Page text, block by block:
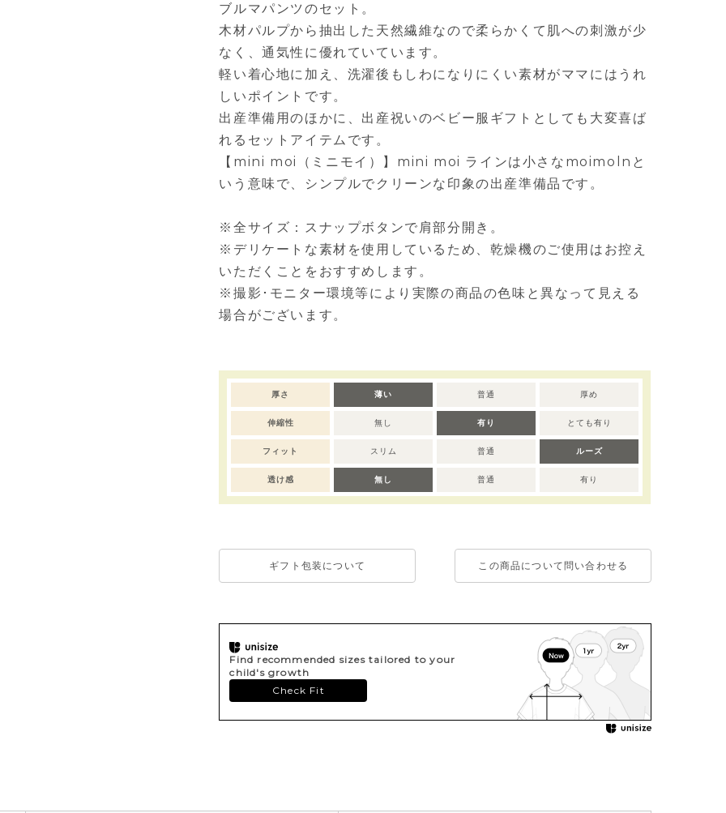
ブルマパンツのセット。
木材パルプから抽出した天然繊維なので柔らかくて肌への刺激が少
なく、通気性に優れていています。
軽い着心地に加え、洗濯後もしわになりにくい素材がママにはうれ
しいポイントです。
出産準備用のほかに、出産祝いのベビー服ギフトとしても大変喜ば
れるセットアイテムです。
【mini moi（ミニモイ）】mini moi ラインは小さなmoimolnと
いう意味で、シンプルでクリーンな印象の出産準備品です。
※全サイズ：スナップボタンで肩部分開き。
※デリケートな素材を使用しているため、乾燥機のご使用はお控え
いただくことをおすすめします。
※撮影･モニター環境等により実際の商品の色味と異なって見える
場合がございます。
厚さ 薄い 普通 厚め
伸縮性 無し 有り とても有り
フィット スリム 普通 ルーズ
透け感 無し 普通 有り
ギフト包装について この商品について問い合わせる
Find recommended sizes tailored to your
child's growth
Check Fit